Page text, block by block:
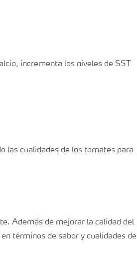
incrementa los niveles de SST
las cualidades de los tomates para
Además de mejorar la calidad del
términos de sabor y cualidades de